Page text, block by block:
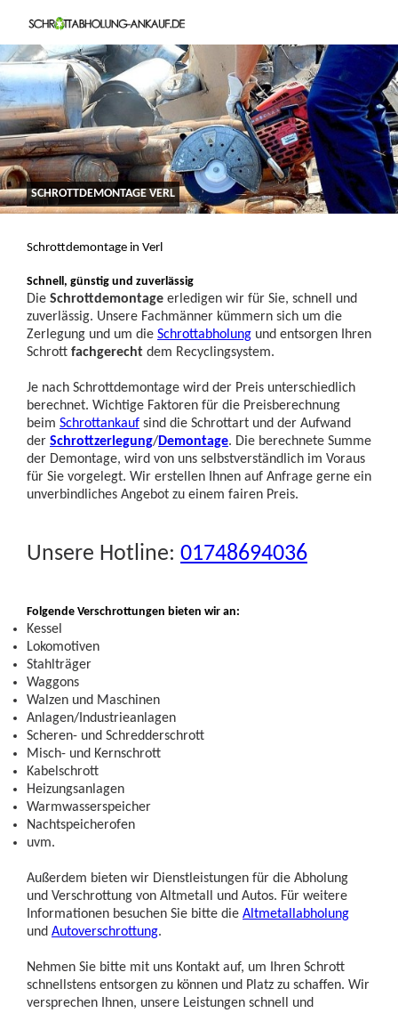
SCHROTTDEMONTAGE VERL
Schrottdemontage in Verl
Schnell, günstig und zuverlässig
Die Schrottdemontage erledigen wir für Sie, schnell und
zuverlässig. Unsere Fachmänner kümmern sich um die
Zerlegung und um die Schrottabholung und entsorgen Ihren
Schrott fachgerecht dem Recyclingsystem.
Je nach Schrottdemontage wird der Preis unterschiedlich
berechnet. Wichtige Faktoren für die Preisberechnung
beim Schrottankauf sind die Schrottart und der Aufwand
der Schrottzerlegung/Demontage. Die berechnete Summe
der Demontage, wird von uns selbstverständlich im Voraus
für Sie vorgelegt. Wir erstellen Ihnen auf Anfrage gerne ein
unverbindliches Angebot zu einem fairen Preis.
Unsere Hotline: 01748694036
Folgende Verschrottungen bieten wir an:
Kessel
Lokomotiven
Stahlträger
Waggons
Walzen und Maschinen
Anlagen/Industrieanlagen
Scheren- und Schredderschrott
Misch- und Kernschrott
Kabelschrott
Heizungsanlagen
Warmwasserspeicher
Nachtspeicherofen
uvm.
Außerdem bieten wir Dienstleistungen für die Abholung
und Verschrottung von Altmetall und Autos. Für weitere
Informationen besuchen Sie bitte die Altmetallabholung
und Autoverschrottung.
Nehmen Sie bitte mit uns Kontakt auf, um Ihren Schrott
schnellstens entsorgen zu können und Platz zu schaffen. Wir
versprechen Ihnen, unsere Leistungen schnell und